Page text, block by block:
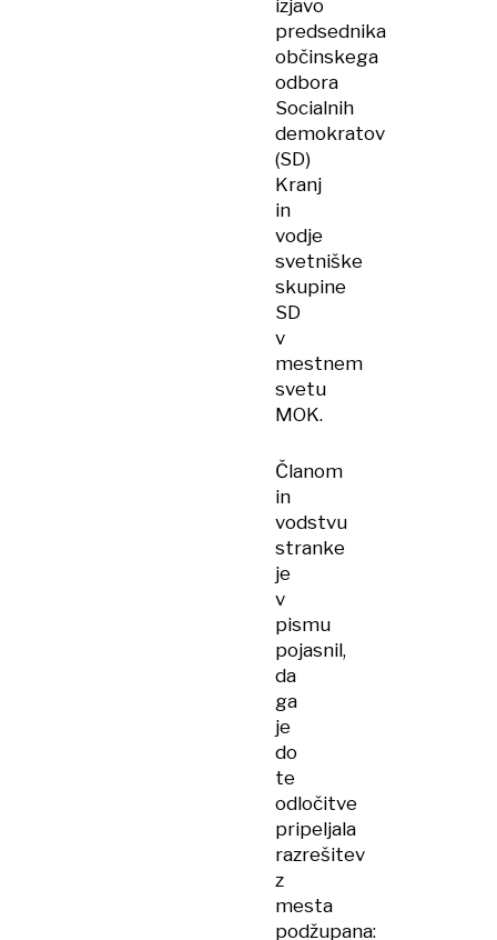
izjavo
predsednika
občinskega
odbora
Socialnih
demokratov
(SD)
Kranj
in
vodje
svetniške
skupine
SD
v
mestnem
svetu
MOK.
Članom
in
vodstvu
stranke
je
v
pismu
pojasnil,
da
ga
je
do
te
odločitve
pripeljala
razrešitev
z
mesta
podžupana: